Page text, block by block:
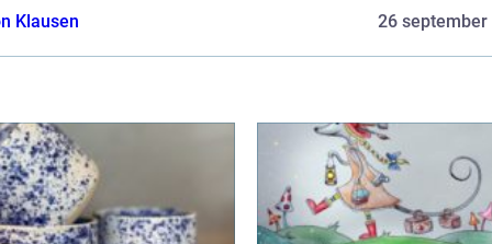
Klausen
26 september